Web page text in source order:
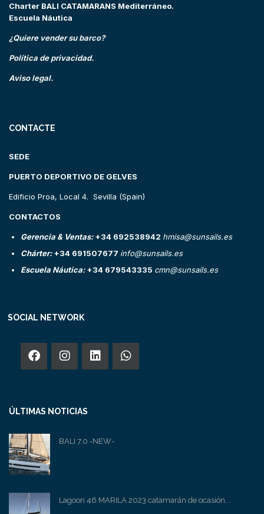
Charter BALI CATAMARANS Mediterráneo.
Escuela Náutica
¿Quiere vender su barco?
Política de privacidad.
Aviso legal.
CONTACTE
SEDE
PUERTO DEPORTIVO DE GELVES
Edificio Proa, Local 4. Sevilla (Spain)
CONTACTOS
Gerencia & Ventas:+34 692538942 hmisa@sunsails.es
Chárter:+34 691507677 info@sunsails.es
Escuela Náutica:+34 679543335 cmn@sunsails.es
SOCIAL NETWORK
ÚLTIMAS NOTICIAS
BALI 7.0 -NEW-
Lagoon 46 MARILA 2023 catamarán de ocasión...